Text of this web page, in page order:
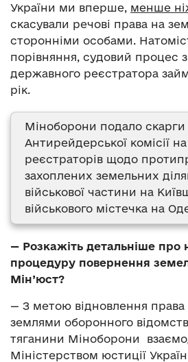
України ми вперше, менше
скасували речові права на
сторонніми особами.
порівняння, судовий процес
державного реєстратора
рік.
Міноборони подало скарги
Антирейдерської комісії
реєстраторів щодо
захоплених земельних
військової частини на
військового містечка на
— Розкажіть детальніше про
процедуру повернення
Мін’юст?
— З метою відновлення права
землями оборонного
тяганини Міноборони
Міністерством юстиції